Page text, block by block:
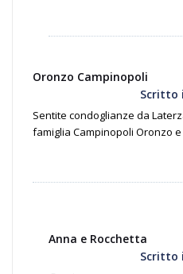
Oronzo Campinopoli
Scritto
Sentite condoglianze da
famiglia Campinopoli Oronzo
Anna e Rocchetta
Scritto